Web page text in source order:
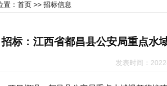
置： 首页 >> 招标信息
招标：江西省都昌县公安局重点水
发表时间：